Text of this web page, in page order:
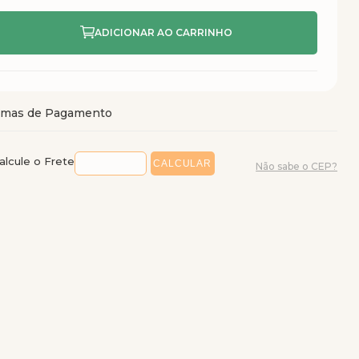
o Frete Não sabe o CEP?